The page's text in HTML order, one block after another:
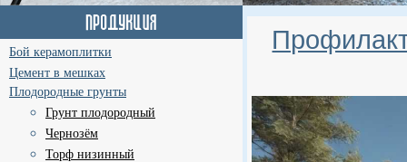
Бой керамоплитки
Цемент в мешках
Плодородные грунты
Грунт плодородный
Чернозём
Торф низинный